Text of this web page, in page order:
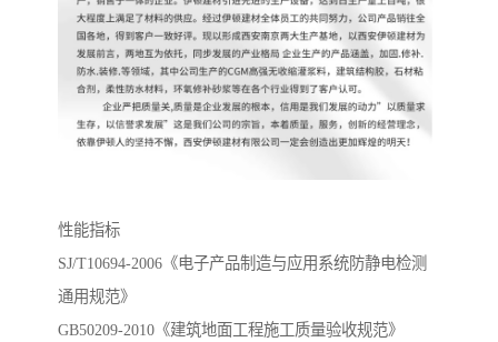
性能指标
SJ/T10694-2006《电子产品制造与应用系统防静电检测
通用规范》
GB50209-2010《建筑地面工程施工质量验收规范》